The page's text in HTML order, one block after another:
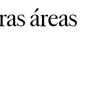
áreas